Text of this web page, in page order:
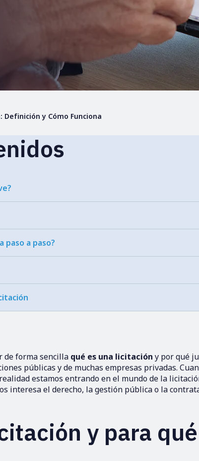
Definición y Cómo Funciona
paso a paso?
de forma sencilla qué es una licitación y por qué
públicas y de muchas empresas privadas.
estamos entrando en el mundo de la
interesa el derecho, la gestión pública o la
y para